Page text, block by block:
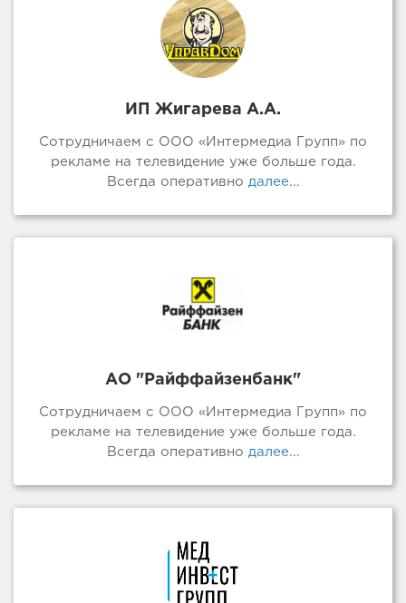
ИП Жигарева А.А.
Сотрудничаем с ООО «Интермедиа Групп» по
рекламе на телевидение уже больше года.
Всегда оперативно далее...
АО "Райффайзенбанк"
Сотрудничаем с ООО «Интермедиа Групп» по
рекламе на телевидение уже больше года.
Всегда оперативно далее...